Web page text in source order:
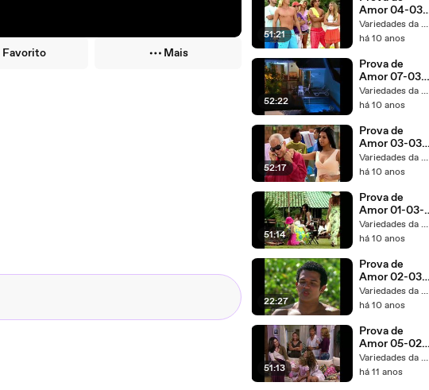
Favorito Mais
51:21
Amor 04-03-
2016 Capítulo
156
Variedades da TV 1
há 10 anos
52:22
Prova de
Amor 07-03-
2016 Capítulo
157
Variedades da TV 1
há 10 anos
52:17
Prova de
Amor 03-03-
2016 Capítulo
155
Variedades da TV 1
há 10 anos
51:14
Prova de
Amor 01-03-
2016 Capítulo
153
Variedades da TV 1
há 10 anos
22:27
Prova de
Amor 02-03-
2016 Capítulo
154
Variedades da TV 1
há 10 anos
51:13
Prova de
Amor 05-02-
2016 Capítulo
136
Variedades da TV 1
há 11 anos